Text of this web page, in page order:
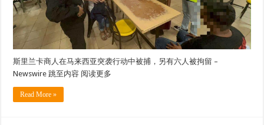
斯里兰卡商人在马来西亚突袭行动中被捕，另有六人被拘留 –
Newswire 跳至内容 阅读更多
Read More »